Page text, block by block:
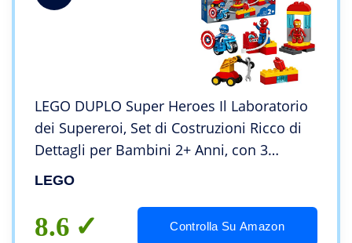
LEGO DUPLO Super Heroes Il Laboratorio
dei Supereroi, Set di Costruzioni Ricco di
Dettagli per Bambini 2+ Anni, con 3
Personaggi: Iron Man, Spider-Man e
10921
LEGO
8.6 Controlla Su Amazon